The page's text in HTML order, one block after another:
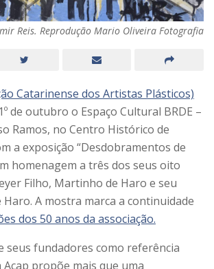
Reis. Reprodução Mario Oliveira Fotografia
Catarinense dos Artistas Plásticos)
de outubro o Espaço Cultural BRDE –
Ramos, no Centro Histórico de
a exposição “Desdobramentos de
homenagem a três dos seus oito
Filho, Martinho de Haro e seu
A mostra marca a continuidade
dos 50 anos da associação.
seus fundadores como referência
propõe mais que uma